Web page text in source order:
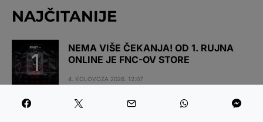
NAJČITANIJE
NEMA VIŠE ČEKANJA! OD 1. RUJNA
ONLINE JE FNC-OV STORE
4. KOLOVOZA 2026. 12:07